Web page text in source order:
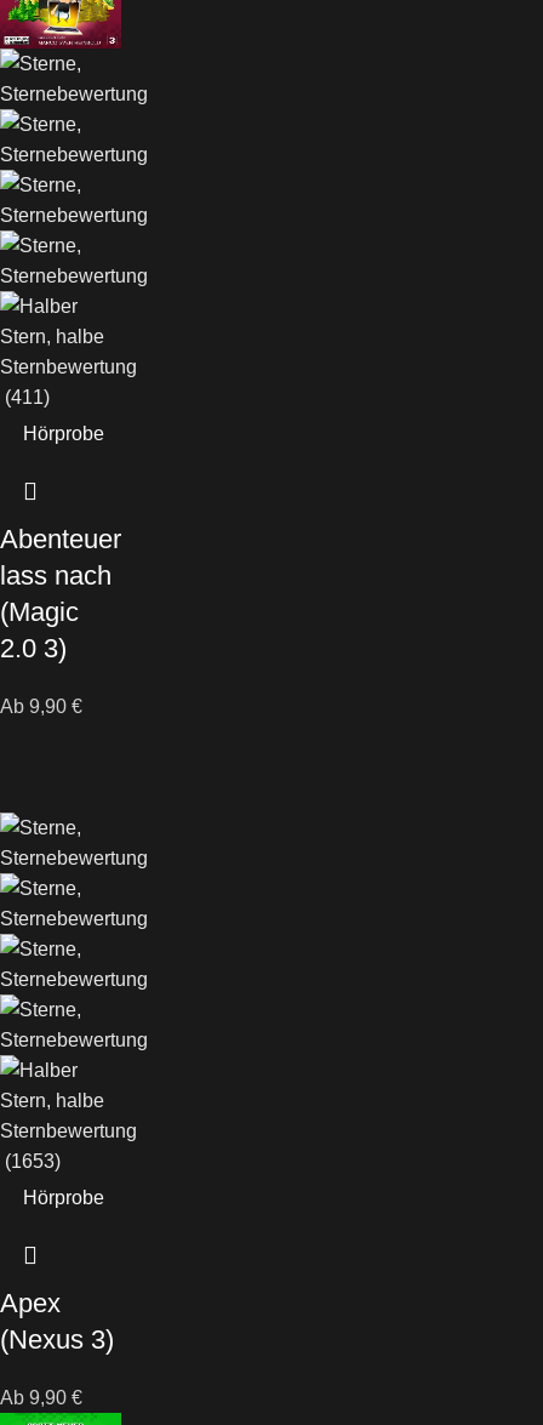
(411)
Hörprobe
Abenteuer
lass nach
(Magic
2.0 3)
Ab 9,90 €
(1653)
Hörprobe
Apex
(Nexus 3)
Ab 9,90 €